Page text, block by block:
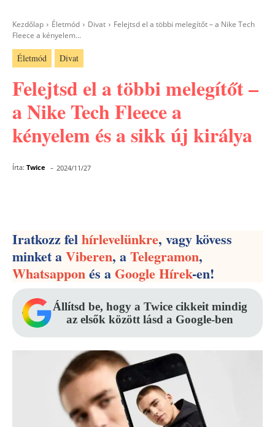
Kezdőlap Életmód Divat
Felejtsd el a többi melegítőt – a Nike Tech
Fleece a kényelem...
Életmód Divat
Felejtsd el a többi melegítőt –
a Nike Tech Fleece a
kényelem és a sikk új királya
Írta: Twice - 2024/11/27
Iratkozz felhírlevelünkre, vagy kövess
minket aViberen, aTelegramon,
Whatsapponés aGoogle Hírek-en!
Állítsd be, hogy a Twice cikkeit mindig
az elsők között lásd a Google-ben